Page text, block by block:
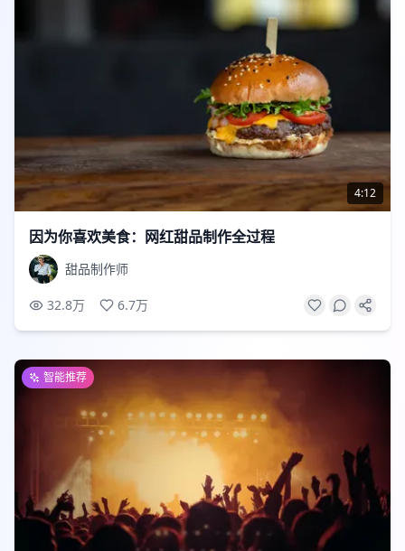
4:12
因为你喜欢美食：网红甜品制作全过程
甜品制作师
32.8万 6.7万
智能推荐